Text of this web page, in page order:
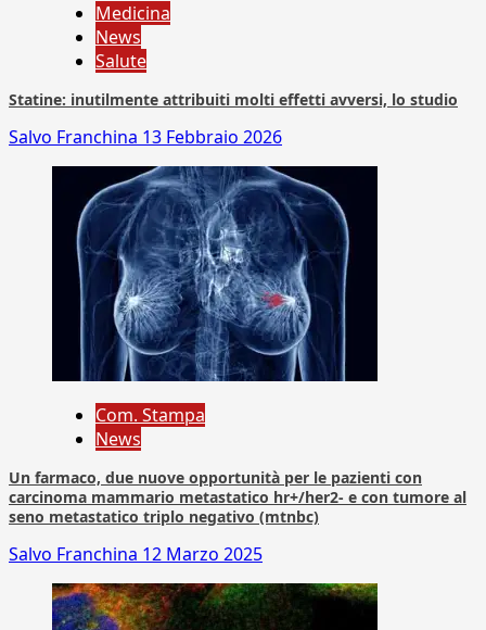
Medicina
News
Salute
Statine: inutilmente attribuiti molti effetti avversi, lo studio
Salvo Franchina 13 Febbraio 2026
Com. Stampa
News
Un farmaco, due nuove opportunità per le pazienti con
carcinoma mammario metastatico hr+/her2- e con tumore al
seno metastatico triplo negativo (mtnbc)
Salvo Franchina 12 Marzo 2025